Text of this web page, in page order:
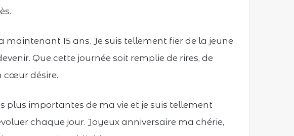
maintenant 15 ans. Je suis tellement fier de la jeune
Que cette journée soit remplie de rires, de
cœur désire.
plus importantes de ma vie et je suis tellement
chaque jour. Joyeux anniversaire ma chérie,